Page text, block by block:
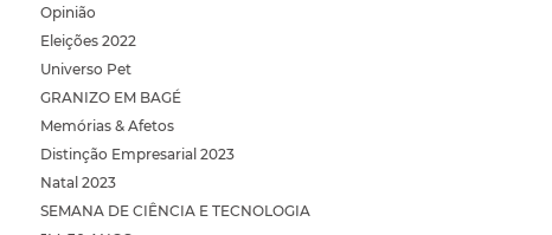
Opinião
Eleições 2022
Universo Pet
GRANIZO EM BAGÉ
Memórias & Afetos
Distinção Empresarial 2023
Natal 2023
SEMANA DE CIÊNCIA E TECNOLOGIA